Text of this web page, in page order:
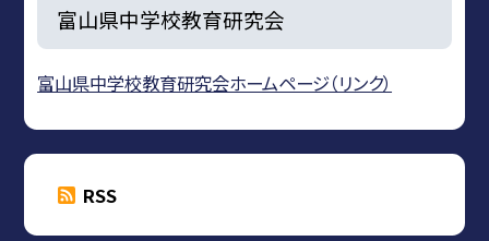
富山県中学校教育研究会
富山県中学校教育研究会ホームページ（リンク）
RSS